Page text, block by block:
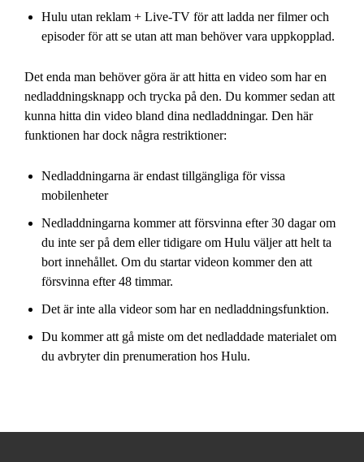
Hulu utan reklam + Live-TV för att ladda ner filmer och
episoder för att se utan att man behöver vara uppkopplad.
Det enda man behöver göra är att hitta en video som har en
nedladdningsknapp och trycka på den. Du kommer sedan att
kunna hitta din video bland dina nedladdningar. Den här
funktionen har dock några restriktioner:
Nedladdningarna är endast tillgängliga för vissa
mobilenheter
Nedladdningarna kommer att försvinna efter 30 dagar om
du inte ser på dem eller tidigare om Hulu väljer att helt ta
bort innehållet. Om du startar videon kommer den att
försvinna efter 48 timmar.
Det är inte alla videor som har en nedladdningsfunktion.
Du kommer att gå miste om det nedladdade materialet om
du avbryter din prenumeration hos Hulu.